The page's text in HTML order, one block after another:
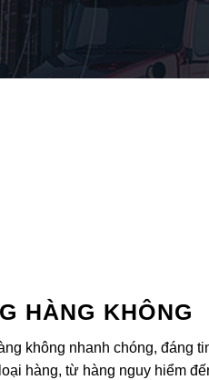
HÀNG KHÔNG
không nhanh chóng, đáng
hàng, từ hàng nguy hiểm